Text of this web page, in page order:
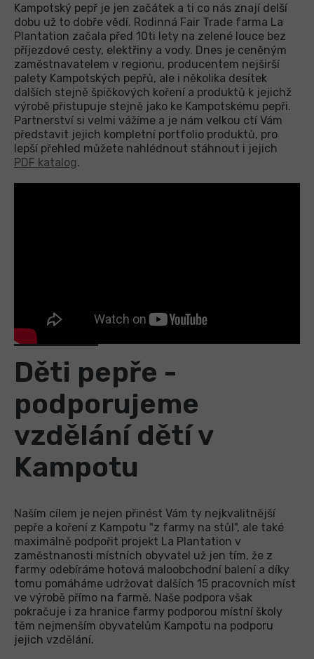
Kampotský pepř je jen začátek a ti co nás znají delší
dobu už to dobře vědí. Rodinná Fair Trade farma La
Plantation začala před 10ti lety na zelené louce bez
příjezdové cesty, elektřiny a vody. Dnes je ceněným
zaměstnavatelem v regionu, producentem nejširší
palety Kampotských pepřů, ale i několika desítek
dalších stejně špičkových koření a produktů k jejichž
výrobě přistupuje stejně jako ke Kampotskému pepři.
Partnerství si velmi vážíme a je nám velkou ctí Vám
představit jejich kompletní portfolio produktů, pro
lepší přehled můžete nahlédnout stáhnout i jejich
PDF katalog.
Děti pepře -
podporujeme
vzdělání dětí v
Kampotu
Naším cílem je nejen přinést Vám ty nejkvalitnější
pepře a koření z Kampotu "z farmy na stůl", ale také
maximálně podpořit projekt La Plantation v
zaměstnanosti místních obyvatel už jen tím, že z
farmy odebíráme hotová maloobchodní balení a díky
tomu pomáháme udržovat dalších 15 pracovních míst
ve výrobě přímo na farmě. Naše podpora však
pokračuje i za hranice farmy podporou místní školy
těm nejmenším obyvatelům Kampotu na podporu
jejich vzdělání.